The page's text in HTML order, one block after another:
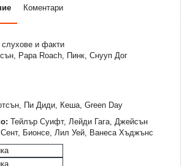
Коментари
и факти
Papa Roach, Пинк, Снууп Дог
Пи Диди, Кеша, Green Day
Тейлър Суифт, Лейди Гага, Джейсън
Бионсе, Лил Уей, Ванеса Хъджънс